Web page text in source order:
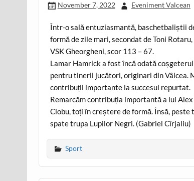
November 7, 2022 Eveniment Valcean
Într-o sală entuziasmantă, baschetbaliștii
formă de zile mari, secondat de Toni
VSK Gheorgheni, scor 113 – 67.
Lamar Hamrick a fost încă odată
pentru tinerii jucători, originari din Vâlcea.
contribuții importante la succesul repurtat.
Remarcăm contribuția importantă a lui
Ciobu, toți în creștere de formă. Însă,
spate trupa Lupilor Negri. (Gabriel Cîrjaliu)
Sport